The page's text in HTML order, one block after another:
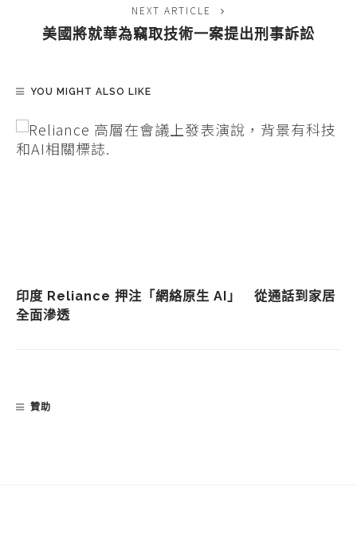
NEXT ARTICLE
美國將就華為竊取技術一案提出刑事訴訟
YOU MIGHT ALSO LIKE
印度 Reliance 押注「網絡原生 AI」 從通話到家居
全面滲透
贊助